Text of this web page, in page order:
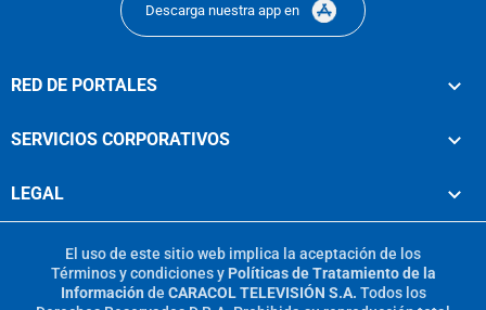
Descarga nuestra app en
RED DE PORTALES
SERVICIOS CORPORATIVOS
LEGAL
El uso de este sitio web implica la aceptación de los
Términos y condicionesy Políticas de Tratamiento de la
Información de CARACOL TELEVISIÓN S.A. Todos los